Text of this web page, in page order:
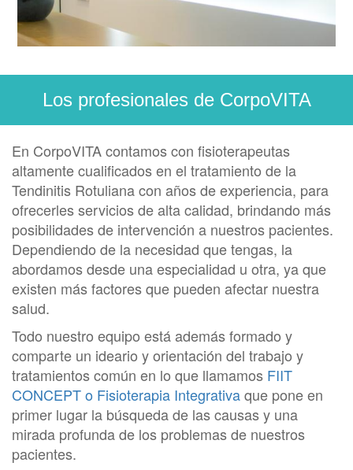
Los profesionales de CorpoVITA
En CorpoVITA contamos con fisioterapeutas
altamente cualificados en el tratamiento de la
Tendinitis Rotuliana con años de experiencia, para
ofrecerles servicios de alta calidad, brindando más
posibilidades de intervención a nuestros pacientes.
Dependiendo de la necesidad que tengas, la
abordamos desde una especialidad u otra, ya que
existen más factores que pueden afectar nuestra
salud.
Todo nuestro equipo está además formado y
comparte un ideario y orientación del trabajo y
tratamientos común en lo que llamamos FIIT
CONCEPT o Fisioterapia Integrativaque pone en
primer lugar la búsqueda de las causas y una
mirada profunda de los problemas de nuestros
pacientes.